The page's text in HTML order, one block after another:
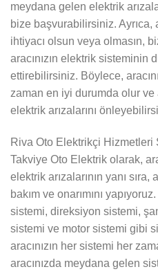
meydana gelen elektrik
bize başvurabilirsiniz. Ayrıca,
ihtiyacı olsun veya olmasın,
aracınızın elektrik sisteminin
ettirebilirsiniz. Böylece,
zaman en iyi durumda olur ve
elektrik arızalarını
Riva Oto Elektrikçi Hizmetleri
Takviye Oto Elektrik olarak,
elektrik arızalarının yanı sıra,
bakım ve onarımını
sistemi, direksiyon sistemi,
sistemi ve motor sistemi gibi
aracınızın her sistemi her
aracınızda meydana gelen